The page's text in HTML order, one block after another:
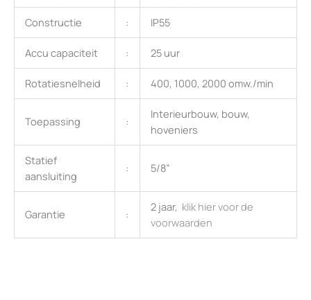
Constructie : IP55
Accu capaciteit : 25 uur
Rotatiesnelheid : 400, 1000, 2000 omw./min
Toepassing :
Interieurbouw, bouw,
hoveniers
Statief
aansluiting
: 5/8”
Garantie :
2 jaar, klik hier voor de
voorwaarden